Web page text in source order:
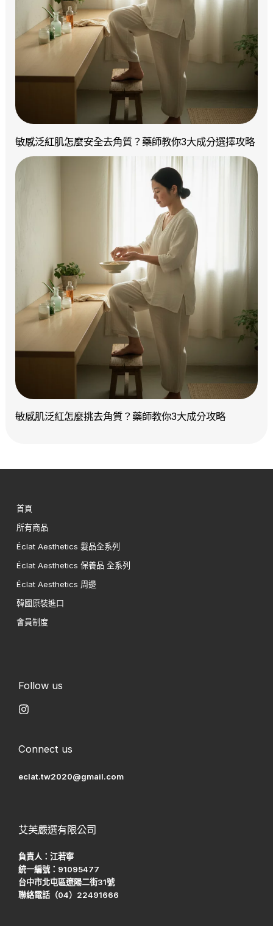
敏感泛紅肌怎麼安全去角質？藥師教你3大成分選擇攻略
敏感肌泛紅怎麼挑去角質？藥師教你3大成分攻略
首頁
所有商品
Éclat Aesthetics 髮品全系列
Éclat Aesthetics 保養品 全系列
Éclat Aesthetics 周邊
韓國原裝進口
會員制度
Follow us
Connect us
eclat.tw2020@gmail.com
艾芙嚴選有限公司
負責人：江若寧
統一編號：91095477
台中市北屯區遼陽二街31號
聯絡電話（04）22491666